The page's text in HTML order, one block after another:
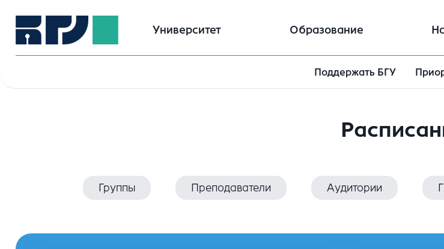
Университет Образование
Поддержать БГУ
Группы Преподаватели Аудитории